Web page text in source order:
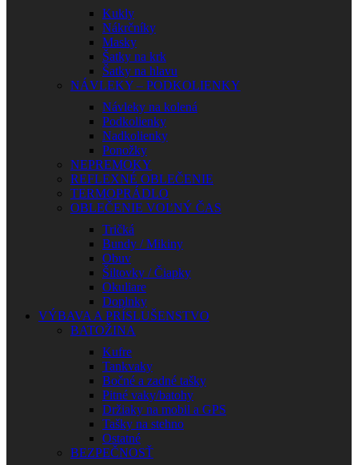
Kukly
Nákrčníky
Masky
Šatky na krk
Šatky na hlavu
NÁVLEKY – PODKOLIENKY
Návleky na kolená
Podkolienky
Nadkolienky
Ponožky
NEPREMOKY
REFLEXNÉ OBLEČENIE
TERMOPRÁDLO
OBLEČENIE VOĽNÝ ČAS
Tričká
Bundy / Mikiny
Obuv
Šiltovky / Čiapky
Okuliare
Doplnky
VÝBAVA A PRÍSLUŠENSTVO
BATOŽINA
Kufre
Tankvaky
Bočné a zadné tašky
Pitné vaky/batohy
Držiaky na mobil a GPS
Tašky na stehno
Ostatné
BEZPEČNOSŤ